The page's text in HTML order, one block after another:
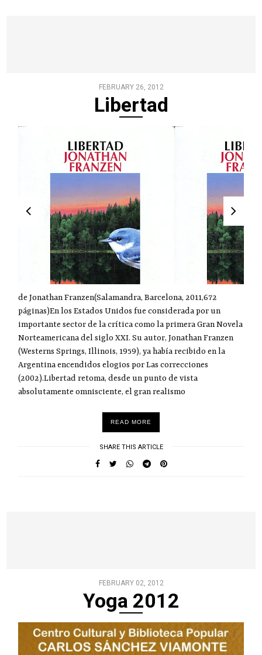
FEBRUARY 26, 2012
Libertad
de Jonathan Franzen(Salamandra, Barcelona, 2011,672
páginas)En los Estados Unidos fue considerada por un
importante sector de la crítica como la primera Gran Novela
Norteamericana del siglo XXI. Su autor, Jonathan Franzen
(Westerns Springs, Illinois, 1959), ya había recibido en la
Argentina encendidos elogios por Las correcciones
(2002).Libertad retoma, desde un punto de vista
absolutamente omnisciente, el gran realismo
READ MORE
SHARE THIS ARTICLE
FEBRUARY 02, 2012
Yoga 2012